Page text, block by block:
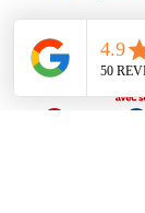
Code EAN :
Vitre d'origine
Délais